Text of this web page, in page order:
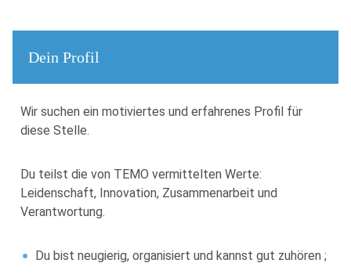
Dein Profil
Wir suchen ein motiviertes und erfahrenes Profil für
diese Stelle.
Du teilst die von TEMO vermittelten Werte:
Leidenschaft, Innovation, Zusammenarbeit und
Verantwortung.
Du bist neugierig, organisiert und kannst gut zuhören ;